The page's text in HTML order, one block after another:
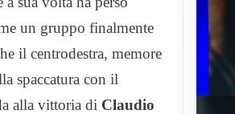
un gruppo finalmente
il centrodestra, memore
spaccatura con il
alla vittoria di Claudio